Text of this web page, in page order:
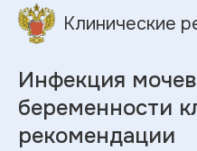
Клинические
Инфекция
беременности
рекомендации